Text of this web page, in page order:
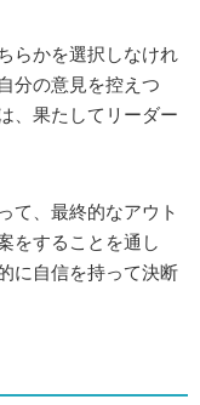
らかを選択しなけれ
分の意見を控えつ
、果たしてリーダー
て、最終的なアウト
をすることを通し
に自信を持って決断